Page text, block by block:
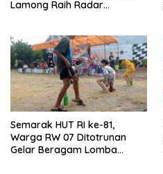
Lamong Raih Radar
Semarak HUT RI ke-81,
Warga RW 07 Ditotrunan
Gelar Beragam Lomba